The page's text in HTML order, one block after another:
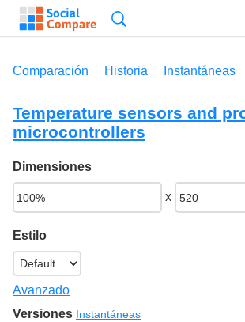
Comparación Historia Instantáneas
Temperature sensors and
microcontrollers
Dimensiones
x
Estilo
Avanzado
Versiones Instantáneas